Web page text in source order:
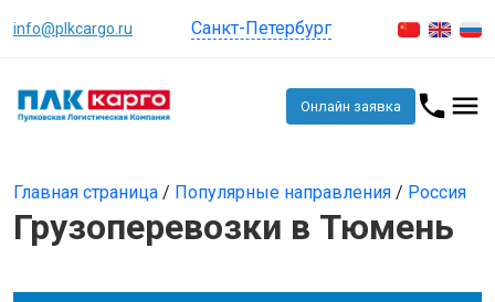
info@plkcargo.ru Санкт-Петербург
Онлайн заявка
Главная страница / Популярные направления / Россия
Грузоперевозки в Тюмень